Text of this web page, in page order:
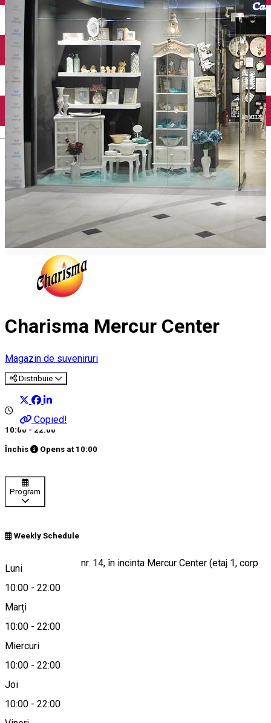
English
Închirieri auto
Închirieri biciclete
Încărcare vehicule electrice
Charisma Mercur Center
Magazin de suveniruri
Distribuie
Copied!
10:00 - 22:00
Închis Opens at 10:00
Program
Weekly Schedule
Luni
10:00 - 22:00
Marți
10:00 - 22:00
Miercuri
10:00 - 22:00
Joi
10:00 - 22:00
Craiova, str. Unirii, nr. 14, în incinta Mercur Center (etaj 1, corp
vechi)
Hartă